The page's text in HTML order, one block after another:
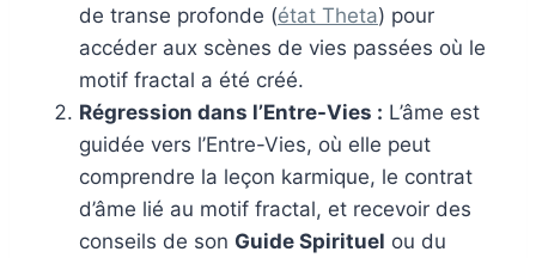
de transe profonde (état Theta) pour
accéder aux scènes de vies passées où le
motif fractal a été créé.
Régression dans l’Entre-Vies : L’âme est
guidée vers l’Entre-Vies, où elle peut
comprendre la leçon karmique, le contrat
d’âme lié au motif fractal, et recevoir des
conseils de son Guide Spirituel ou du